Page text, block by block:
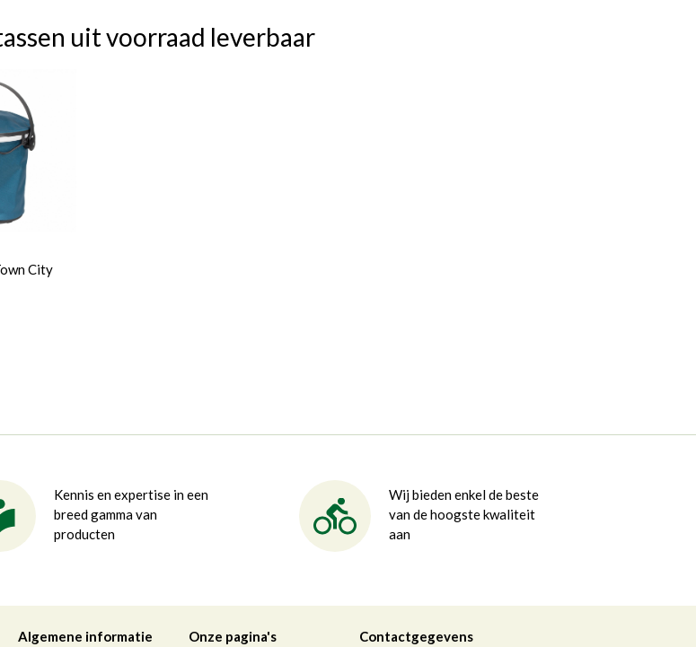
uit voorraad leverbaar
City
Kennis en expertise in een
breed gamma van
producten
Wij bieden enkel de beste
van de hoogste kwaliteit
aan
Algemene informatie Onze pagina's Contactgegevens